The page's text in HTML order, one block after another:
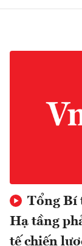
Tổng Bí
Hạ tầng
tế chiến